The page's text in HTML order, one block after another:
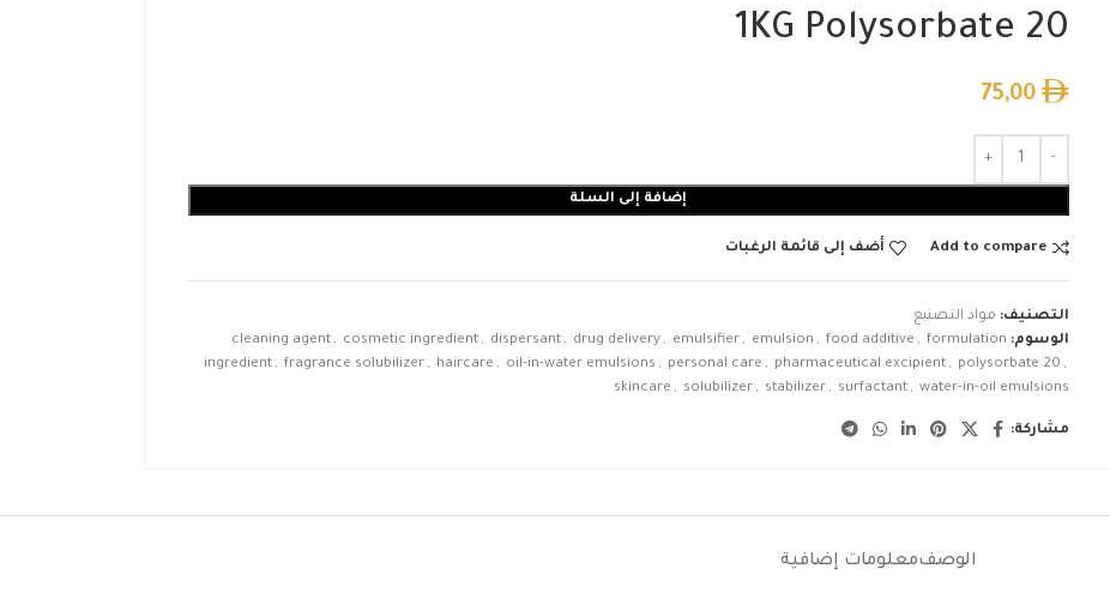
1KG Polysorbate 20
75,00
إضافة إلى السلة
Add to compare أضف إلى قائمة الرغبات
التصنيف: مواد التصنيع
الوسوم:
cleaning agent , cosmetic ingredient , dispersant , drug delivery , emulsifier , emulsion , food additive , formulation
ingredient , fragrance solubilizer , haircare , oil-in-water emulsions , personal care , pharmaceutical excipient , polysorbate 20 ,
skincare , solubilizer , stabilizer , surfactant , water-in-oil emulsions
مشاركة:
الوصفمعلومات إضافية